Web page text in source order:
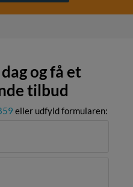
og få et
tilbud
eller udfyld formularen: